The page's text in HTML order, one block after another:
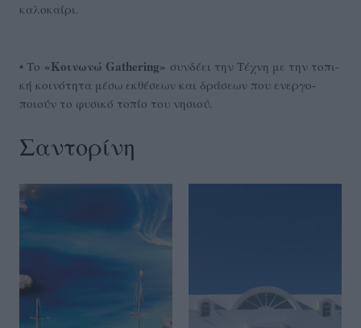
καλοκαίρι.
• Το «Κοινωνώ Gathering» συνδέει την Τέχνη με την τοπι-
κή κοινότητα μέσω εκθέσεων και δράσεων που ενεργο-
ποιούν το φυσικό τοπίο του νησιού.
Σαντορίνη